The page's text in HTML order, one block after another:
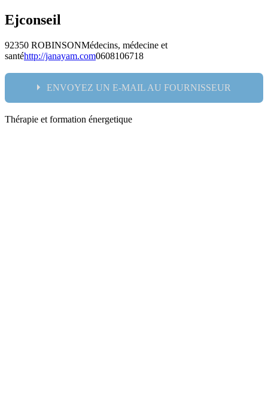
Ejconseil
92350 ROBINSONMédecins, médecine et
santéhttp://janayam.com0608106718
ENVOYEZ UN E-MAIL AU FOURNISSEUR
Nom:
Thérapie et formation énergetique